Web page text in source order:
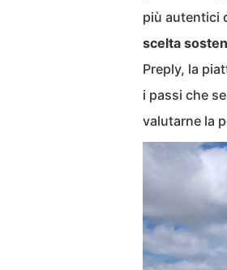
più autentici
scelta
Preply, la
i passi che
valutarne la